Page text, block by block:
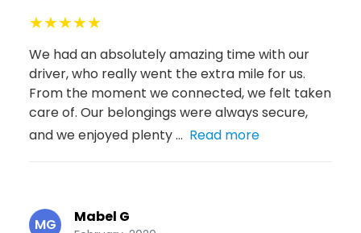
★★★★★
We had an absolutely amazing time with our
driver, who really went the extra mile for us.
From the moment we connected, we felt taken
care of. Our belongings were always secure,
and we enjoyed plenty ... Read more
MG Mabel G